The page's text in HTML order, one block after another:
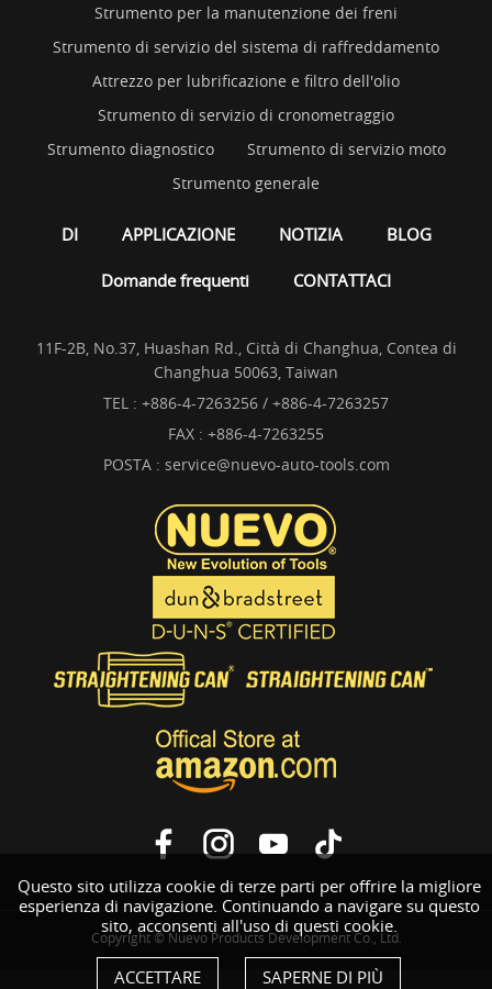
Questo sito utilizza cookie di terze parti per offrire la migliore
esperienza di navigazione. Continuando a navigare su questo
sito, acconsenti all'uso di questi cookie.
ACCETTARE SAPERNE DI PIÙ
Strumento per la manutenzione dei freni
Strumento di servizio del sistema di raffreddamento
Attrezzo per lubrificazione e filtro dell'olio
Strumento di servizio di cronometraggio
Strumento diagnostico
Strumento di servizio moto
Strumento generale
DI APPLICAZIONE NOTIZIA BLOG
Domande frequenti CONTATTACI
11F-2B, No.37, Huashan Rd., Città di Changhua, Contea di
Changhua 50063, Taiwan
TEL : +886-4-7263256 / +886-4-7263257
FAX : +886-4-7263255
POSTA : service@nuevo-auto-tools.com
Copyright © Nuevo Products Development Co., Ltd.